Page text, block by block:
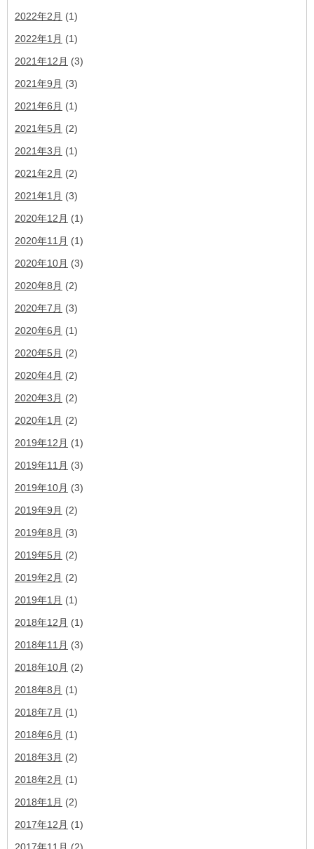
2022年2月 (1)
2022年1月 (1)
2021年12月 (3)
2021年9月 (3)
2021年6月 (1)
2021年5月 (2)
2021年3月 (1)
2021年2月 (2)
2021年1月 (3)
2020年12月 (1)
2020年11月 (1)
2020年10月 (3)
2020年8月 (2)
2020年7月 (3)
2020年6月 (1)
2020年5月 (2)
2020年4月 (2)
2020年3月 (2)
2020年1月 (2)
2019年12月 (1)
2019年11月 (3)
2019年10月 (3)
2019年9月 (2)
2019年8月 (3)
2019年5月 (2)
2019年2月 (2)
2019年1月 (1)
2018年12月 (1)
2018年11月 (3)
2018年10月 (2)
2018年8月 (1)
2018年7月 (1)
2018年6月 (1)
2018年3月 (2)
2018年2月 (1)
2018年1月 (2)
2017年12月 (1)
2017年11月 (2)